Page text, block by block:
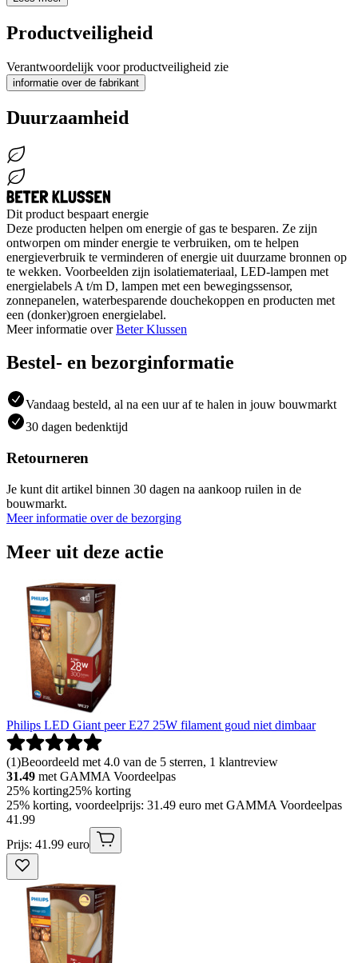
Productveiligheid
Verantwoordelijk voor productveiligheid zie
informatie over de fabrikant
Duurzaamheid
Dit product bespaart energie
Deze producten helpen om energie of gas te besparen. Ze zijn
ontworpen om minder energie te verbruiken, om te helpen
energieverbruik te verminderen of energie uit duurzame bronnen op
te wekken. Voorbeelden zijn isolatiemateriaal, LED-lampen met
energielabels A t/m D, lampen met een bewegingssensor,
zonnepanelen, waterbesparende douchekoppen en producten met
een (donker)groen energielabel.
Meer informatie overBeter Klussen
Bestel- en bezorginformatie
Vandaag besteld, al na een uur af te halen in jouw bouwmarkt
30 dagen bedenktijd
Retourneren
Je kunt dit artikel binnen 30 dagen na aankoop ruilen in de
bouwmarkt.
Meer informatie over de bezorging
Meer uit deze actie
Philips LED Giant peer E27 25W filament goud niet dimbaar
(1)Beoordeeld met 4.0 van de 5 sterren, 1 klantreview
31.49 met GAMMA Voordeelpas
25% korting25% korting
25% korting, voordeelprijs: 31.49 euro met GAMMA Voordeelpas
41 .99
Prijs: 41.99 euro